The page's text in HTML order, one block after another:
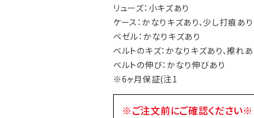
リューズ：小キズあり
ケース：かなりキズあり、少し打痕あり
ベゼル：かなりキズあり
ベルトのキズ：かなりキズあり、擦れあ
ベルトの伸び：かなり伸びあり
※6ヶ月保証(注1
※ご注文前にご確認ください※